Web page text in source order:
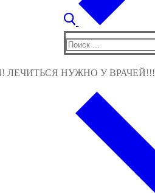
Найти:
НУЖНО У ВРАЧЕЙ!!!